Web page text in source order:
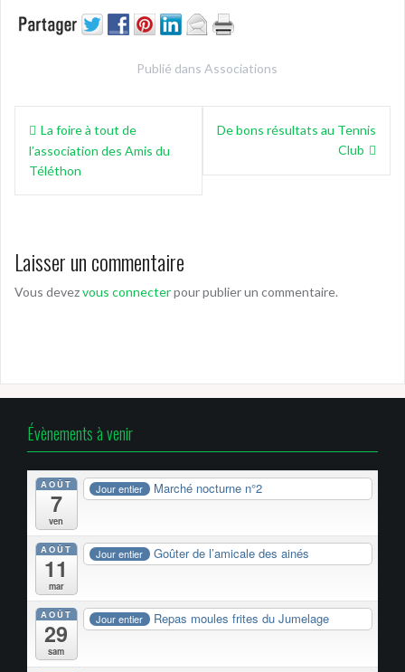
Publié dans Associations
Navigation
de
l’article
La foire à tout de
l’association des Amis du
Téléthon
De bons résultats au Tennis
Club
Laisser un commentaire
Vous devezvous connecterpour publier un commentaire.
Évènements à venir
AOÛT
7
ven
Jour entier Marché nocturne n°2
AOÛT
11
mar
Jour entier Goûter de l’amicale des ainés
AOÛT
29
sam
Jour entier Repas moules frites du Jumelage